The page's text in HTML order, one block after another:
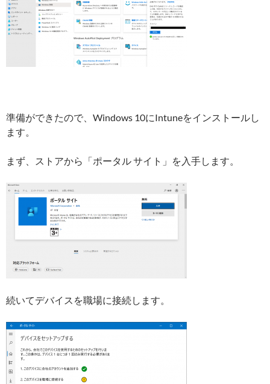
準備ができたので、Windows 10にIntuneをインストールし
ます。
まず、ストアから「ポータル サイト」を入手します。
続いてデバイスを職場に接続します。